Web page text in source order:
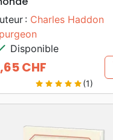
: Charles Haddon
Disponible
CHF
star star star star star(1)